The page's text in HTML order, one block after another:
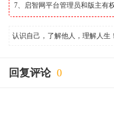
7、启智网平台管理员和版主有
认识自己，了解他人，理解人生！
回复评论 0